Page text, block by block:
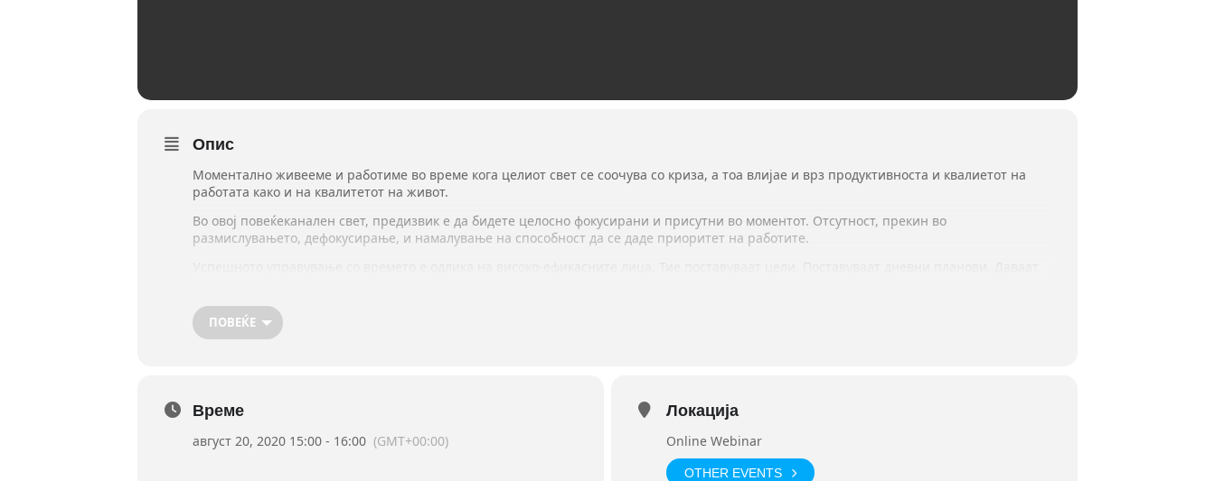
Опис
Моментално живееме и работиме во време кога целиот свет се соочува со криза, а тоа влијае и врз продуктивноста и квалиетот на
работата како и на квалитетот на живот.
Во овој повеќеканален свет, предизвик е да бидете целосно фокусирани и присутни во моментот. Отсутност, прекин во
размислувањето, дефокусирање, и намалување на способност да се даде приоритет на работите.
На овој БЕСПЛАТЕН вебинар ќе имате можност да се запознате со веќе докажани методи и техники, како до поголема продуктивност и
поставување на приоритети.
Вебинарот ќе се одржи преку платформата ZOOM.
Предавач: Цветанка Бурзевска – дипл.Психолог, сертифициран Гешталт советувач / Психотерапевт во едукација
Реализатор: Анторис
ПОВЕЌЕ
Време
август 20, 2020 15:00 - 16:00 (GMT+00:00)
Локација
Online Webinar
OTHER EVENTS